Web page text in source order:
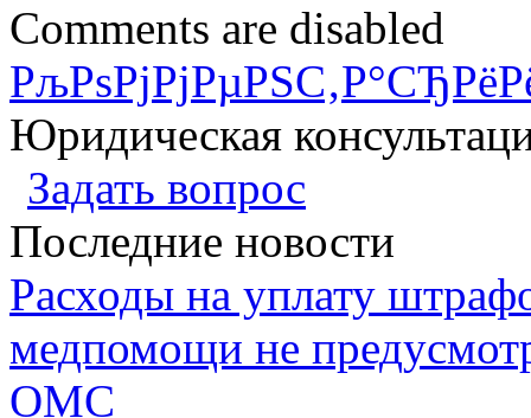
Comments are disabled
Юридическая
Задать вопрос
Последние новости
Расходы на уплату
медпомощи не
ОМС